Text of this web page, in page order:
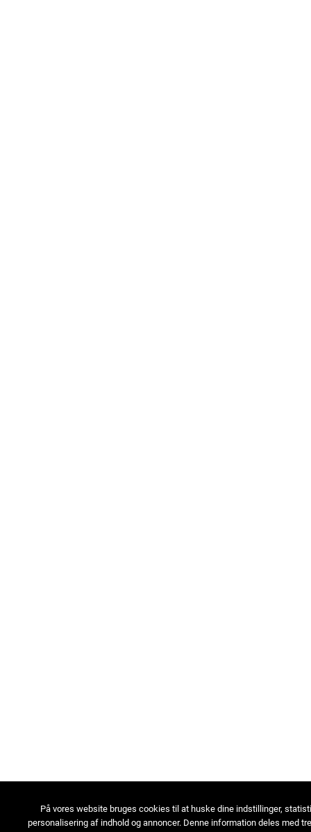
På vores website bruges cookies til at huske dine indstillinger,
personalisering af indhold og annoncer. Denne information deles med